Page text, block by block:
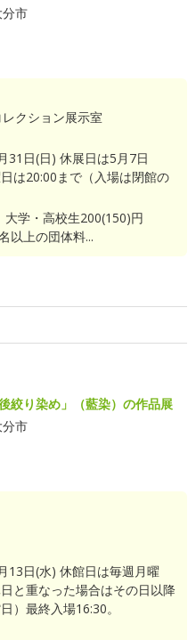
分市
クション展示室
31日(日) 休展日は5月7日
は20:00まで（入場は閉館の
大学・高校生200(150)円
上の団体料...
絞り染め」（藍染）の作品展
分市
13日(水) 休館日は毎週月曜
と重なった場合はその日以降
）最終入場16:30。